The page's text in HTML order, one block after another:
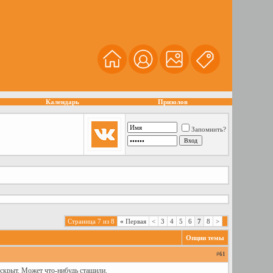
Календарь Призолов
Запомнить?
Страница 7 из 8 « Первая < 3 4 5 6 7 8 >
Опции темы
#61
Может что-нибудь стащили.